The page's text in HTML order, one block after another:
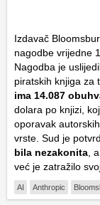
Izdavač
nagodbe vrijedne
Nagodba je
piratskih knjiga za
ima 14.087
dolara po knjizi,
oporavak
vrste. Sud je
bila nezakonita,
već je zatražilo
AI Anthropic